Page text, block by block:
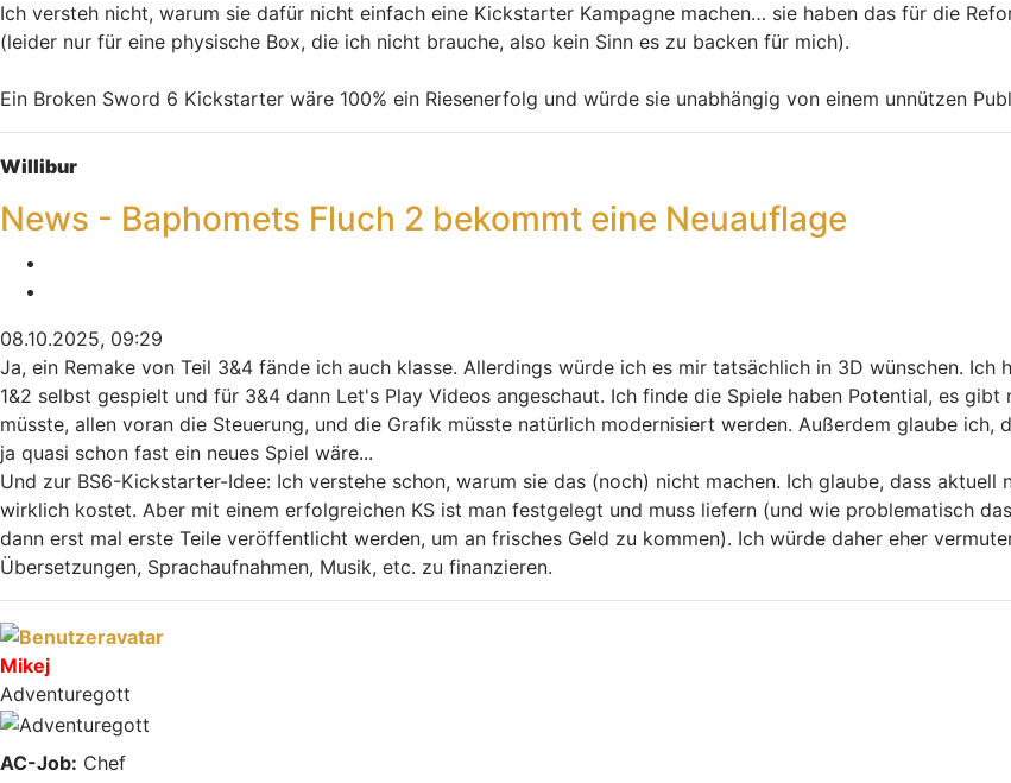
Ich versteh nicht, warum sie dafür nicht einfach eine Kickstarter Kampagne machen… sie haben das für die
(leider nur für eine physische Box, die ich nicht brauche, also kein Sinn es zu backen für mich).
Ein Broken Sword 6 Kickstarter wäre 100% ein Riesenerfolg und würde sie unabhängig von einem unnützen
Nach oben
Willibur
News - Baphomets Fluch 2 bekommt eine Neuauflage
08.10.2025, 09:29
Ja, ein Remake von Teil 3&4 fände ich auch klasse. Allerdings würde ich es mir tatsächlich in 3D wünschen.
1&2 selbst gespielt und für 3&4 dann Let's Play Videos angeschaut. Ich finde die Spiele haben Potential, es
müsste, allen voran die Steuerung, und die Grafik müsste natürlich modernisiert werden. Außerdem glaube
ja quasi schon fast ein neues Spiel wäre...
Und zur BS6-Kickstarter-Idee: Ich verstehe schon, warum sie das (noch) nicht machen. Ich glaube, dass
wirklich kostet. Aber mit einem erfolgreichen KS ist man festgelegt und muss liefern (und wie problematisch
dann erst mal erste Teile veröffentlicht werden, um an frisches Geld zu kommen). Ich würde daher eher
Übersetzungen, Sprachaufnahmen, Musik, etc. zu finanzieren.
Nach oben
Mikej
Adventuregott
AC-Job: Chef